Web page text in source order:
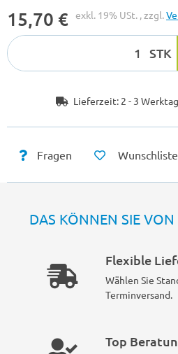
15,70 € exkl. 19% USt. , zzgl.
STK
Lieferzeit: 2 - 3
Fragen Wunschliste
DAS KÖNNEN SIE
Flexible
Wählen Sie
Terminversand.
Top